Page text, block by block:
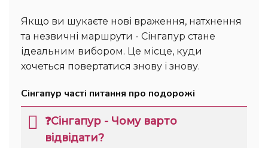
Якщо ви шукаєте нові враження, натхнення
та незвичні маршрути - Сінгапур стане
ідеальним вибором. Це місце, куди
хочеться повертатися знову і знову.
Сінгапур часті питання про подорожі
❓Сінгапур - Чому варто
відвідати?